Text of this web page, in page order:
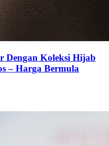
Dengan Koleksi Hijab
– Harga Bermula